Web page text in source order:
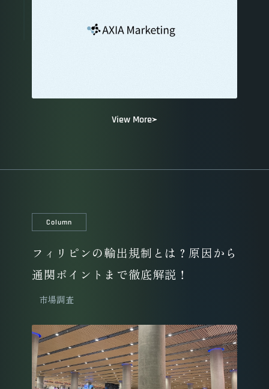
View More
Column
フィリピンの輸出規制とは？原因から
通関ポイントまで徹底解説！
市場調査